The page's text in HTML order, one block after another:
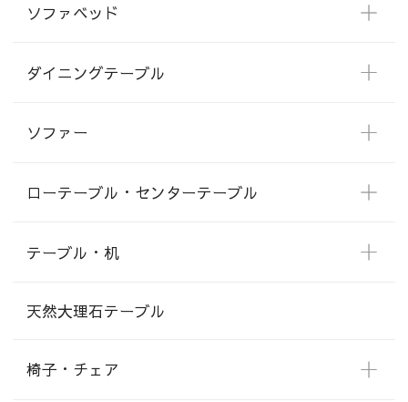
ソファベッド
ダイニングテーブル
ソファー
ローテーブル・センターテーブル
テーブル・机
天然大理石テーブル
椅子・チェア